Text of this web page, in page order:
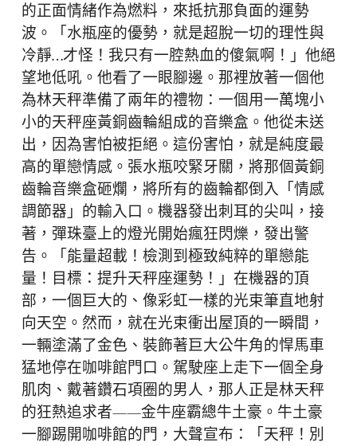
的正面情緒作為燃料，來抵抗那負面的運勢
波。「水瓶座的優勢，就是超脫一切的理性與
冷靜…才怪！我只有一腔熱血的傻氣啊！」他絕
望地低吼。他看了一眼腳邊。那裡放著一個他
為林天秤準備了兩年的禮物：一個用一萬塊小
小的天秤座黃銅齒輪組成的音樂盒。他從未送
出，因為害怕被拒絕。這份害怕，就是純度最
高的單戀情感。張水瓶咬緊牙關，將那個黃銅
齒輪音樂盒砸爛，將所有的齒輪都倒入「情感
調節器」的輸入口。機器發出刺耳的尖叫，接
著，彈珠臺上的燈光開始瘋狂閃爍，發出警
告。「能量超載！檢測到極致純粹的單戀能
量！目標：提升天秤座運勢！」在機器的頂
部，一個巨大的、像彩虹一樣的光束筆直地射
向天空。然而，就在光束衝出屋頂的一瞬間，
一輛塗滿了金色、裝飾著巨大公牛角的悍馬車
猛地停在咖啡館門口。駕駛座上走下一個全身
肌肉、戴著鑽石項圈的男人，那人正是林天秤
的狂熱追求者——金牛座霸總牛土豪。牛土豪
一腳踢開咖啡館的門，大聲宣布：「天秤！別